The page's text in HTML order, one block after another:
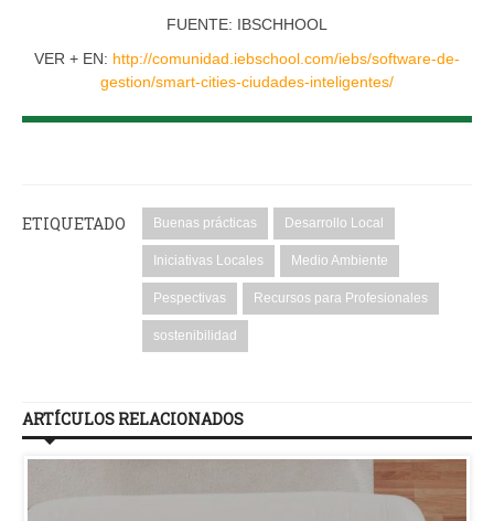
FUENTE: IBSCHHOOL
VER + EN: http://comunidad.iebschool.com/iebs/software-de-
gestion/smart-cities-ciudades-inteligentes/
ETIQUETADO Buenas prácticas Desarrollo Local
Iniciativas Locales Medio Ambiente
Pespectivas Recursos para Profesionales
sostenibilidad
ARTÍCULOS RELACIONADOS